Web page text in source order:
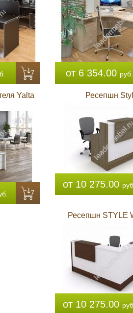
от 6 354.00 руб.
Yalta
Ресепшн
от 10 275.00 руб.
Ресепшн STYLE
от 10 275.00 руб.